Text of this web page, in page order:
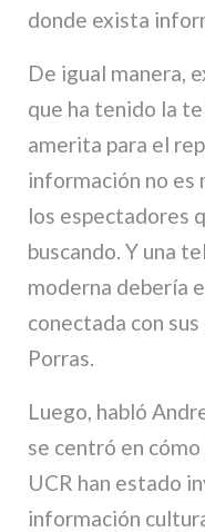
donde exista
De igual manera,
que ha tenido la
amerita para el
información no es
los espectadores
buscando. Y una
moderna debería
conectada con
Porras.
Luego, habló
se centró en
UCR han estado
información